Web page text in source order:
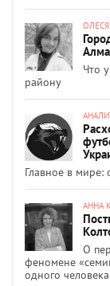
Что
району
Главное в
АННА
О
феномене
одного человека